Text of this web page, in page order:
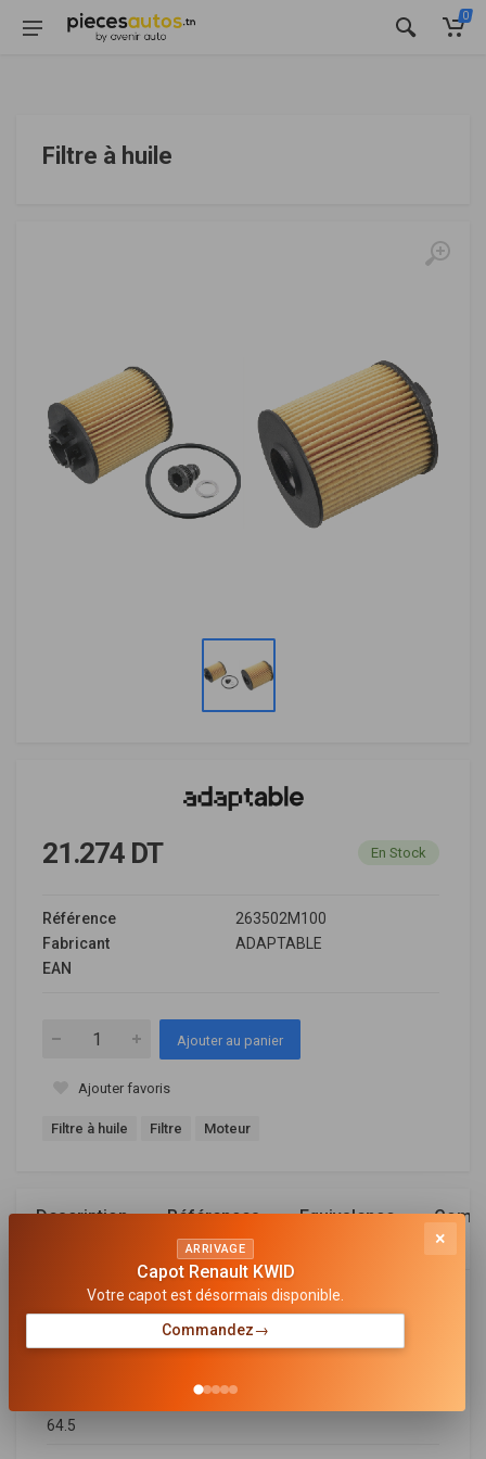
0
Filtre à huile
21.274 DT En Stock
Référence
263502M100
Fabricant
ADAPTABLE
EAN
Ajouter au panier
Ajouter favoris
Filtre à huile Filtre Moteur
Description
Références
OEM
Equivalence
Général
LONGUEUR
64.5
×
ARRIVAGE
Capot Renault KWID
Votre capot est désormais disponible.
Commandez→